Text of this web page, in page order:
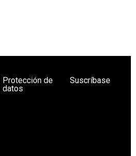
Protección de
datos
Suscríbase